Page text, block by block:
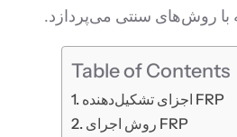
با روش‌های سنتی می‌پردازد.
Table of Contents
اجزای تشکیل‌دهنده FRP
روش اجرای FRP